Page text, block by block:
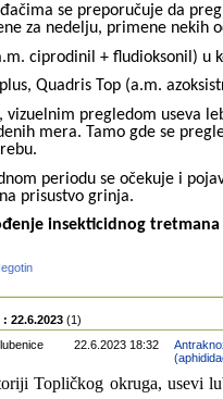
se preporučuje da
za nedelju, primene nekih
ciprodinil + fludioksonil) u
Quadris Top (a.m.
vizuelnim pregledom useva
mera. Tamo gde se
periodu se očekuje i
prisustvo grinja.
insekticidnog
: 22.6.2023 ‎(1)
22.6.2023 18:32
Topličkog okruga, usevi